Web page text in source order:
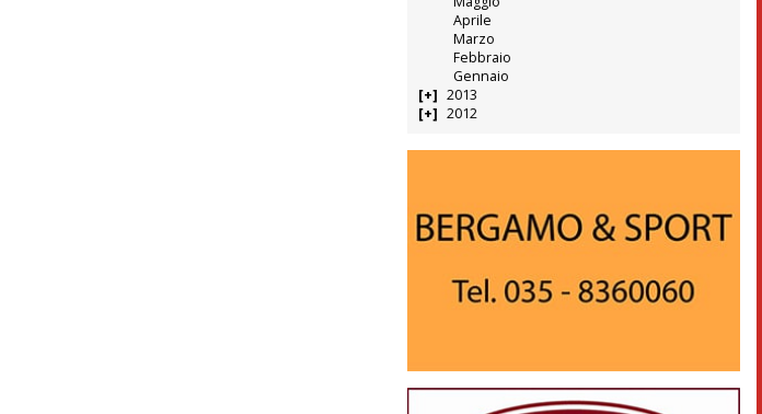
Aprile
Marzo
Febbraio
Gennaio
2013
2012